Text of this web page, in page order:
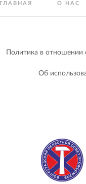
ГЛАВНАЯ О НАС
Политика в
Об